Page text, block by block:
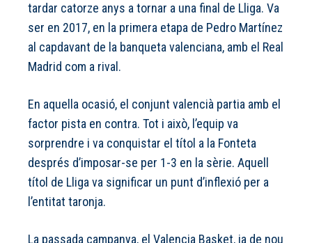
tardar catorze anys a tornar a una final de Lliga. Va
ser en 2017, en la primera etapa de Pedro Martínez
al capdavant de la banqueta valenciana, amb el Real
Madrid com a rival.
En aquella ocasió, el conjunt valencià partia amb el
factor pista en contra. Tot i això, l’equip va
sorprendre i va conquistar el títol a la Fonteta
després d’imposar-se per 1-3 en la sèrie. Aquell
títol de Lliga va significar un punt d’inflexió per a
l’entitat taronja.
La passada campanya, el Valencia Basket, ja de nou